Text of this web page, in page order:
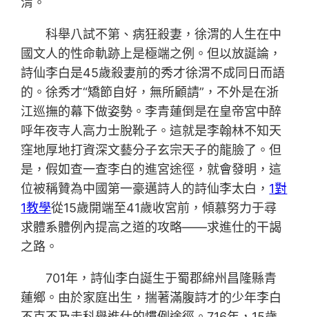
科舉八試不第、病狂殺妻，徐渭的人生在中
國文人的性命軌跡上是極端之例。但以放誕論，
詩仙李白是45歲殺妻前的秀才徐渭不成同日而語
的。徐秀才“矯節自好，無所顧請”，不外是在浙
江巡撫的幕下做姿勢。李青蓮倒是在皇帝宮中醉
呼年夜寺人高力士脫靴子。這就是李翰林不知天
窪地厚地打資深文藝分子玄宗天子的龍臉了。但
是，假如查一查李白的進宮途徑，就會發明，這
位被稱贊為中國第一豪邁詩人的詩仙李太白， 1對
1教學從15歲開端至41歲收宮前，傾慕努力于尋
求體系體例內提高之道的攻略——求進仕的干謁
之路。
701年，詩仙李白誕生于蜀郡綿州昌隆縣青
蓮鄉。由於家庭出生，揣著滿腹詩才的少年李白